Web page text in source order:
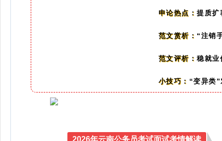
申论热点：提质扩
范文赏析： “注销
范文评析：稳就业
小技巧： “变异类
2026年云南公务员考试面试考情解读